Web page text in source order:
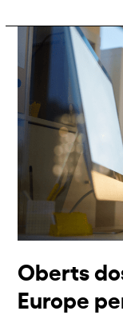
Oberts
Europe